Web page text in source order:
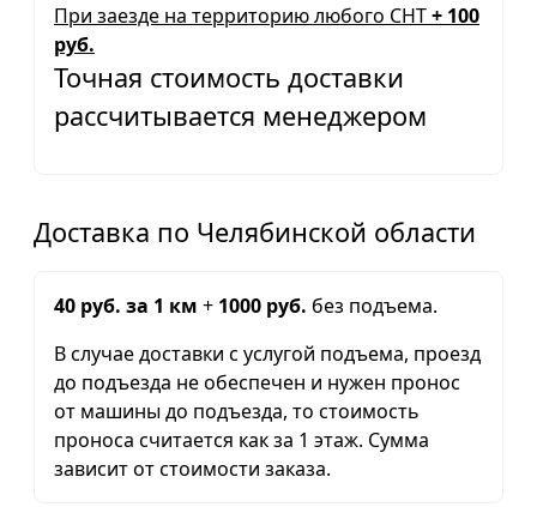
При заезде на территорию любого СНТ+ 100
руб.
Точная стоимость доставки
рассчитывается менеджером
Доставка по Челябинской области
40 руб. за 1 км + 1000 руб. без подъема.
В случае доставки с услугой подъема, проезд
до подъезда не обеспечен и нужен пронос
от машины до подъезда, то стоимость
проноса считается как за 1 этаж. Сумма
зависит от стоимости заказа.